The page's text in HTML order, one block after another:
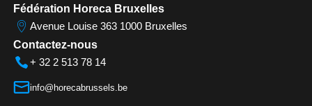
Fédération Horeca Bruxelles
Avenue Louise 363 1000 Bruxelles
Contactez-nous
+ 32 2 513 78 14
info@horecabrussels.be